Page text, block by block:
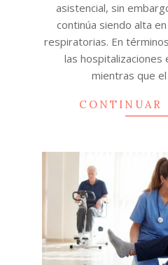
asistencial, sin
continúa siendo alta
respiratorias. En
las hospitalizaciones
mientras que
CONTINUAR